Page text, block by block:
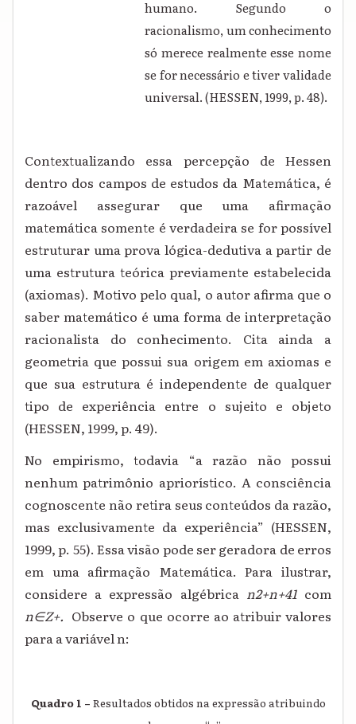
humano. Segundo o
racionalismo, um conhecimento
só merece realmente esse nome
se for necessário e tiver validade
universal. (HESSEN, 1999, p. 48).
Contextualizando essa percepção de Hessen
dentro dos campos de estudos da Matemática, é
razoável assegurar que uma afirmação
matemática somente é verdadeira se for possível
estruturar uma prova lógica-dedutiva a partir de
uma estrutura teórica previamente estabelecida
(axiomas). Motivo pelo qual, o autor afirma que o
saber matemático é uma forma de interpretação
racionalista do conhecimento. Cita ainda a
geometria que possui sua origem em axiomas e
que sua estrutura é independente de qualquer
tipo de experiência entre o sujeito e objeto
(HESSEN, 1999, p. 49).
No empirismo, todavia “a razão não possui
nenhum patrimônio apriorístico. A consciência
cognoscente não retira seus conteúdos da razão,
mas exclusivamente da experiência” (HESSEN,
1999, p. 55). Essa visão pode ser geradora de erros
em uma afirmação Matemática. Para ilustrar,
considere a expressão algébrica n2+n+41com
n∈Z+. Observe o que ocorre ao atribuir valores
para a variável n:
Quadro 1 – Resultados obtidos na expressão atribuindo